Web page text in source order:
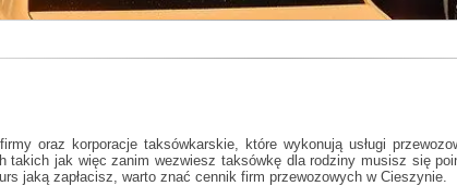
oraz korporacje taksówkarskie, które wykonują usługi
takich jak więc zanim wezwiesz taksówkę dla rodziny musisz się
jaką zapłacisz, warto znać cennik firm przewozowych w Cieszynie.